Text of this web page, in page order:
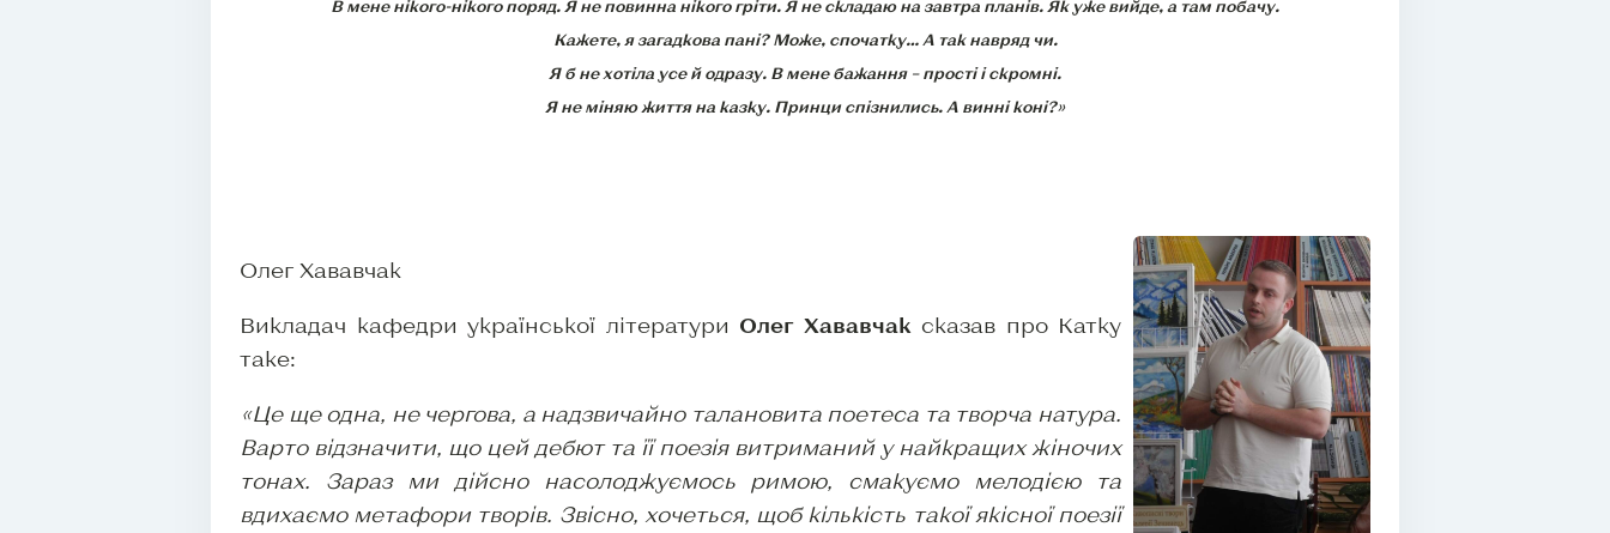
В мене нікого-нікого поряд. Я не повинна нікого гріти. Я не складаю на завтра планів. Як уже вийде, а там побачу.
Кажете, я загадкова пані? Може, спочатку… А так навряд чи.
Я б не хотіла усе й одразу. В мене бажання – прості і скромні.
Я не міняю життя на казку. Принци спізнились. А винні коні?»
Олег Хававчак
Викладач кафедри української літератури Олег Хававчак сказав про Катку
таке:
«Це ще одна, не чергова, а надзвичайно талановита поетеса та творча натура.
Варто відзначити, що цей дебют та її поезія витриманий у найкращих жіночих
тонах. Зараз ми дійсно насолоджуємось римою, смакуємо мелодією та
вдихаємо метафори творів. Звісно, хочеться, щоб кількість такої якісної поезії